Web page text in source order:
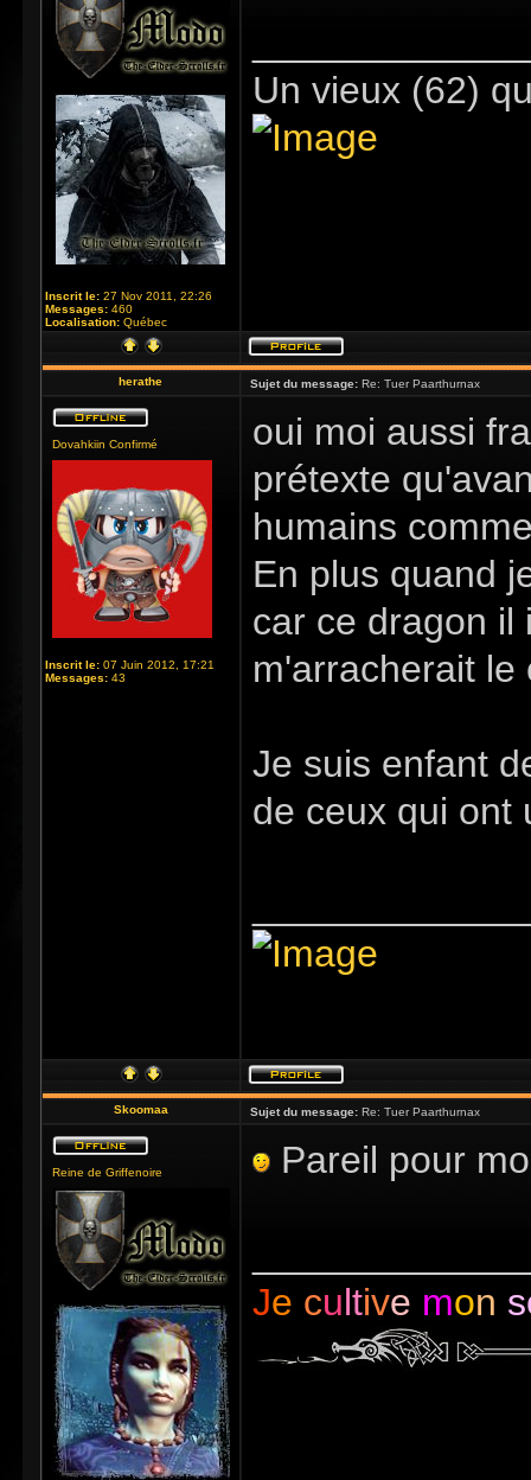
Inscrit le: 27 Nov 2011, 22:26
Messages: 460
Localisation: Québec
Un vieux (62)
herathe Sujet du message: Re: Tuer Paarthurnax
Dovahkiin Confirmé
Inscrit le: 07 Juin 2012, 17:21
Messages: 43
oui moi aussi
prétexte
humains
En plus quand
car ce dragon il
m'arracherait le
Je suis enfant
de ceux qui ont
Skoomaa Sujet du message: Re: Tuer Paarthurnax
Reine de Griffenoire Pareil pour
Je cultive mon